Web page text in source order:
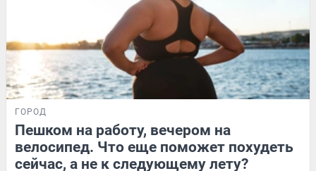
ГОРОД
Пешком на работу, вечером на
велосипед. Что еще поможет похудеть
сейчас, а не к следующему лету?